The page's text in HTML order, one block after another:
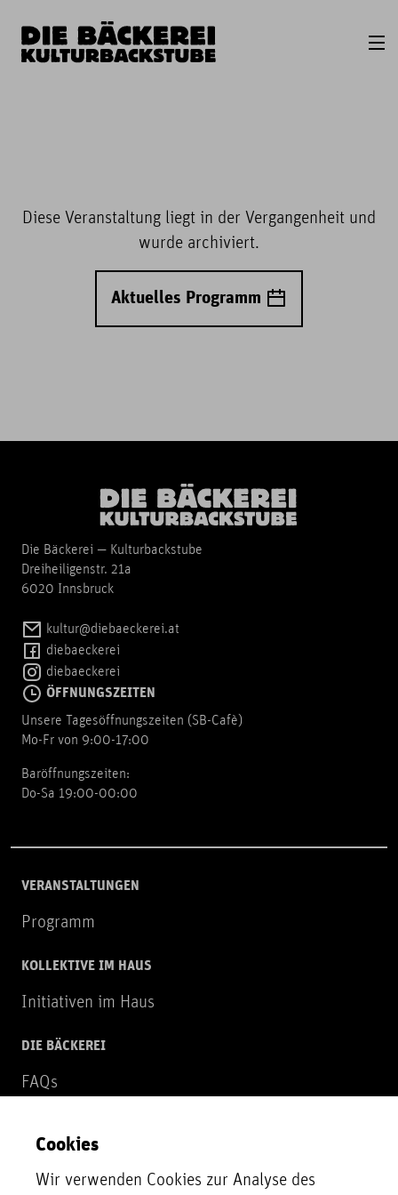
Diese Veranstaltung liegt in der Vergangenheit und
wurde archiviert.
Aktuelles Programm
Die Bäckerei — Kulturbackstube
Dreiheiligenstr. 21a
6020 Innsbruck
kultur@diebaeckerei.at
diebaeckerei
diebaeckerei
ÖFFNUNGSZEITEN
Unsere Tagesöffnungszeiten (SB-Cafè)
Mo-Fr von 9:00-17:00
Baröffnungszeiten:
Do-Sa 19:00-00:00
VERANSTALTUNGEN
Programm
KOLLEKTIVE IM HAUS
Initiativen im Haus
DIE BÄCKEREI
FAQs
NEWSLETTER
Zur Newsletter Anmeldung
Cookies
Wir verwenden Cookies zur Analyse des